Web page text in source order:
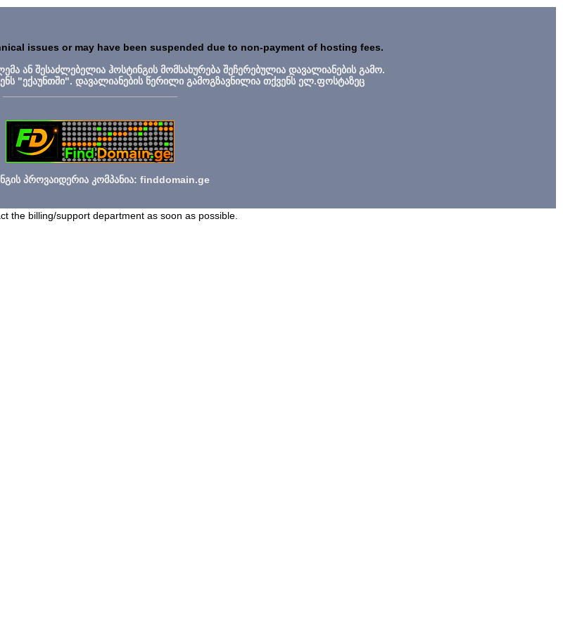
issues or may have been suspended due to non-payment of hosting fees.
ან შესაძლებელია ჰოსტინგის მომსახურება შეჩერებულია დავალიანების გამო.
"ექაუნთში". დავალიანების წერილი გამოგზავნილია თქვენს ელ.ფოსტაზეც
პროვაიდერია კომპანია: finddomain.ge
the billing/support department as soon as possible.